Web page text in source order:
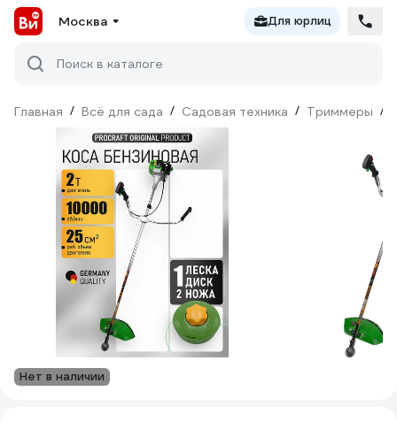
Москва Для юрлиц
Поиск в каталоге
Главная / Всё для сада / Садовая техника / Триммеры /
Нет в наличии